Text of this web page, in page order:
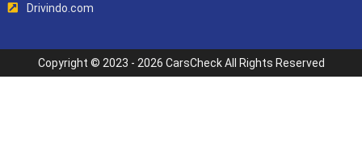
Drivindo.com
Copyright © 2023 - 2026 CarsCheck All Rights Reserved